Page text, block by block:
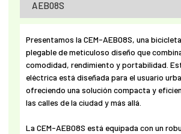
AEB08S
Presentamos la CEM-AEB08S, una
plegable de meticuloso diseño que
comodidad, rendimiento y portabilidad.
eléctrica está diseñada para el usuario
ofreciendo una solución compacta y
las calles de la ciudad y más allá.
La CEM-AEB08S está equipada con un